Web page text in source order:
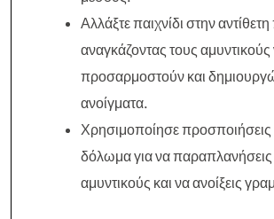
Αλλάξτε παιχνίδι στην
αναγκάζοντας τους αμυντικούς
προσαρμοστούν και
ανοίγματα.
Χρησιμοποίησε προσποιήσεις
δόλωμα για να παραπλανήσεις
αμυντικούς και να ανοίξεις